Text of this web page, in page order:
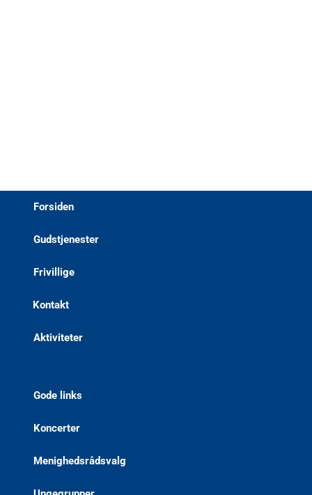
Forsiden
Gudstjenester
Frivillige
Kontakt
Aktiviteter
Gode links
Koncerter
Menighedsrådsvalg